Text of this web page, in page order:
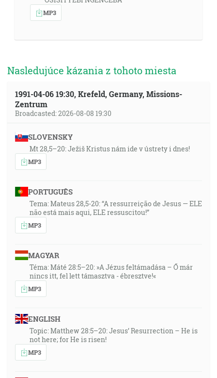
MP3
Nasledujúce kázania z tohoto miesta
1991-04-06 19:30, Krefeld, Germany, Missions-
Zentrum
Broadcasted: 2026-08-08 19:30
SLOVENSKY
Mt 28,5–20: Ježiš Kristus nám ide v ústrety i dnes!
MP3
PORTUGUÊS
Tema: Mateus 28,5-20: “A ressurreição de Jesus — ELE
não está mais aqui, ELE ressuscitou!”
MP3
MAGYAR
Téma: Máté 28:5–20: »A Jézus feltámadása – Ő már
nincs itt, fel lett támasztva - ébresztve!«
MP3
ENGLISH
Topic: Matthew 28:5–20: Jesus’ Resurrection – He is
not here; for He is risen!
MP3